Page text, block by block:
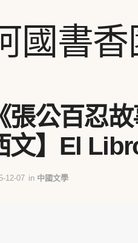
國書
《張公百忍
文】El
12-07 in 中國文學